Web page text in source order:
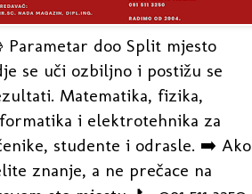
Parametar doo Split mjesto
se uči ozbiljno i postižu se
Matematika, fizika,
i elektrotehnika za
studente i odrasle. ➡️ Ako
znanje, a ne prečace na